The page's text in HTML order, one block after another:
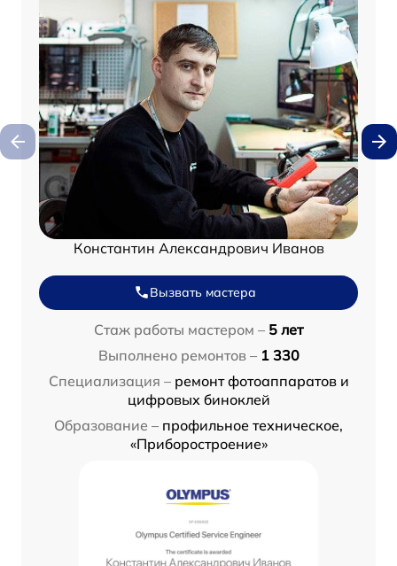
Константин Александрович Иванов
Вызвать мастера
Стаж работы мастером – 5 лет
Выполнено ремонтов – 1 330
Специализация – ремонт фотоаппаратов и
цифровых биноклей
Образование – профильное техническое,
«Приборостроение»